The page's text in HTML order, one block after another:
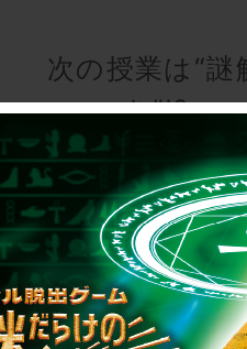
次の授業は“謎
き”!?